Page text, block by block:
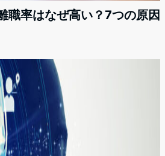
職率はなぜ高い？7つの原因